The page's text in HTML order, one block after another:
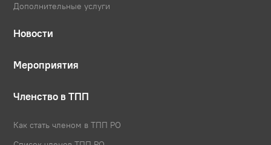
Дополнительные услуги
Новости
Мероприятия
Членство в ТПП
Как стать членом в ТПП РО